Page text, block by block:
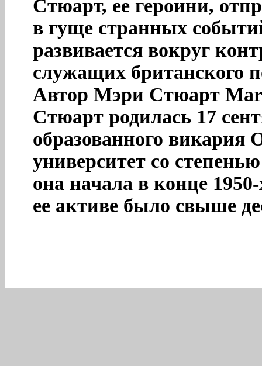
Стюарт, ее героини,
в гуще странных
развивается вокруг
служащих британского
Автор Мэри Стюарт
Стюарт родилась 17
образованного
университет со
она начала в конце
ее активе было свыше